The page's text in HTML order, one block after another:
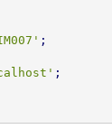
;
;